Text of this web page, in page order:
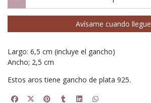
Avísame cuando llegue
Largo: 6,5 cm (incluye el gancho)
Ancho; 2,5 cm
Estos aros tiene gancho de plata 925.